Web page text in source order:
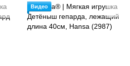
Видео